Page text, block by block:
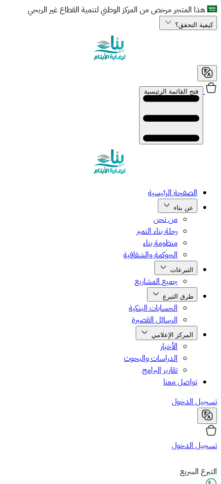
هذا المتجر مرخص من المركز الوطني لتنمية القطاع غير الربحي
كيفية التحقق؟
فتح القائمة الرئيسية
الصفحة الرئيسية
عن بناء
من نحن
رحلة بناء التميز
منظومة بناء
الحوكمة والشفافية
التبرعات
جميع المشاريع
طرق التبرع
الحسابات البنكية
الرسائل القصيرة
المركز الإعلامي
الأخبار
الدراسات والبحوث
تقارير البرامج
تواصل معنا
تسجيل الدخول
تسجيل الدخول
التبرع السريع